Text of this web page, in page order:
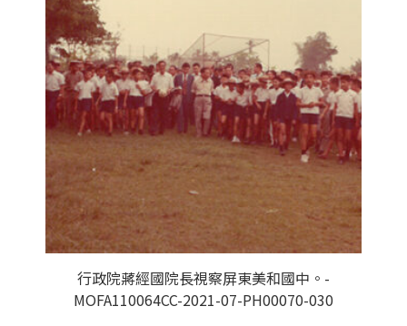
行政院蔣經國院長視察屏東美和國中。-
MOFA110064CC-2021-07-PH00070-030